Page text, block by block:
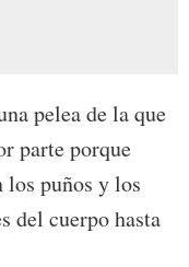
pelea de la que
parte porque
puños y los
del cuerpo hasta